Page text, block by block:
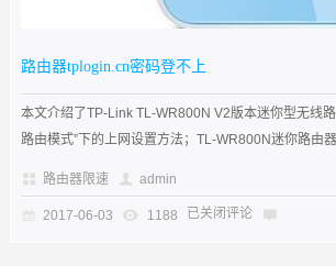
路由器tplogin.cn密码登不上
本文介绍了TP-Link TL-WR800N V2版本迷你型无线
路由模式”下的上网设置方法；TL-WR800N迷你路由
路由器限速 admin
2017-06-03 1188 已关闭评论